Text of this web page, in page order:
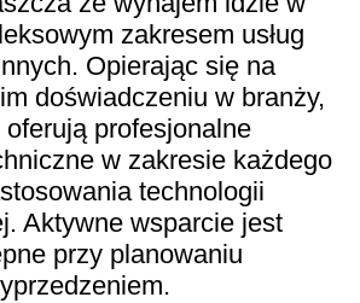
zakresem usług
Opierając się na
doświadczeniu w branży,
profesjonalne
w zakresie każdego
technologii
Aktywne wsparcie jest
przy planowaniu